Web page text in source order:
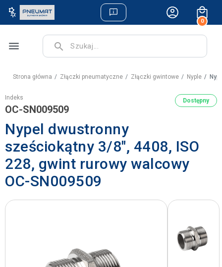
0
menu search
Strona główna Złączki pneumatyczne Złączki gwintowe Nyple
Indeks
OC-SN009509
Dostępny
Nypel dwustronny
sześciokątny 3/8", 4408, ISO
228, gwint rurowy walcowy
OC-SN009509